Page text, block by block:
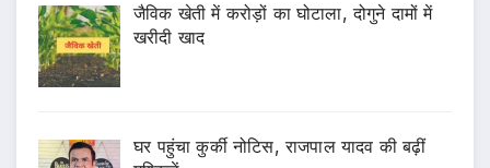
जैविक खेती में करोड़ों का घोटाला, दोगुने दामों में
खरीदी खाद
घर पहुंचा कुर्की नोटिस, राजपाल यादव की बढ़ीं